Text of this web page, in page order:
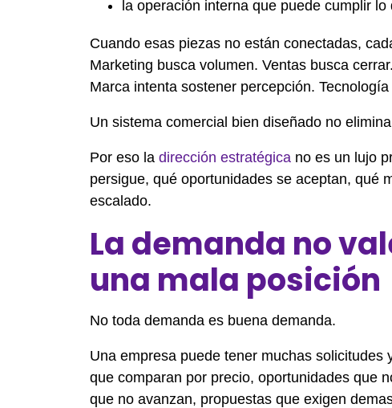
la operación interna que puede cumplir
Cuando esas piezas no están conectadas,
Marketing busca volumen. Ventas busca
Marca intenta sostener percepción.
Un sistema comercial bien diseñado no
Por eso la dirección estratégica no es un lujo
persigue, qué oportunidades se aceptan, qué
escalado.
La demanda no
una mala posición
No toda demanda es buena demanda.
Una empresa puede tener muchas
que comparan por precio, oportunidades que
que no avanzan, propuestas que exigen